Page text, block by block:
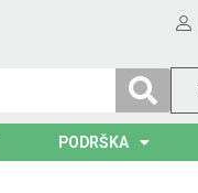
PODRŠKA